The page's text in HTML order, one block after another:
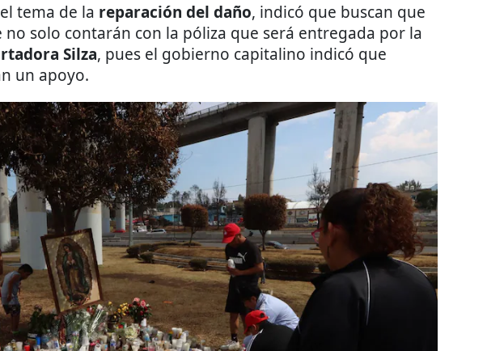
tema de la reparación del daño, indicó que buscan que
no solo contarán con la póliza que será entregada por la
Silza, pues el gobierno capitalino indicó que
un apoyo.